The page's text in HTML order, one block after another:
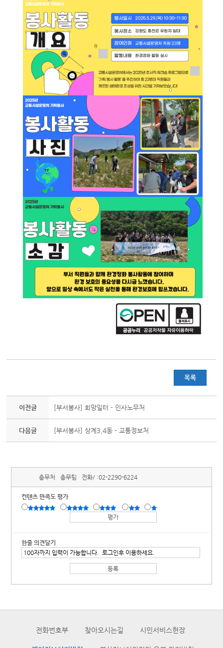
목록
이전글 [부서봉사] 희망일터 - 인사노무처
다음글 [부서봉사] 상계3,4동 - 교통정보처
총무처 총무팀 전화/ :02-2290-6224
컨텐츠 만족도 평가
한줄 의견달기
전화번호부 찾아오시는길 시민서비스헌장